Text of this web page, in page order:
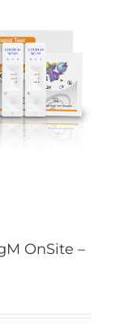
OnSite –